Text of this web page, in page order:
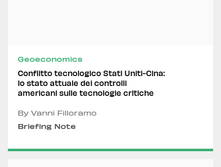
Geoeconomics
Conflitto tecnologico Stati Uniti-Cina:
lo stato attuale dei controlli
americani sulle tecnologie critiche
By Vanni Filloramo
Briefing Note